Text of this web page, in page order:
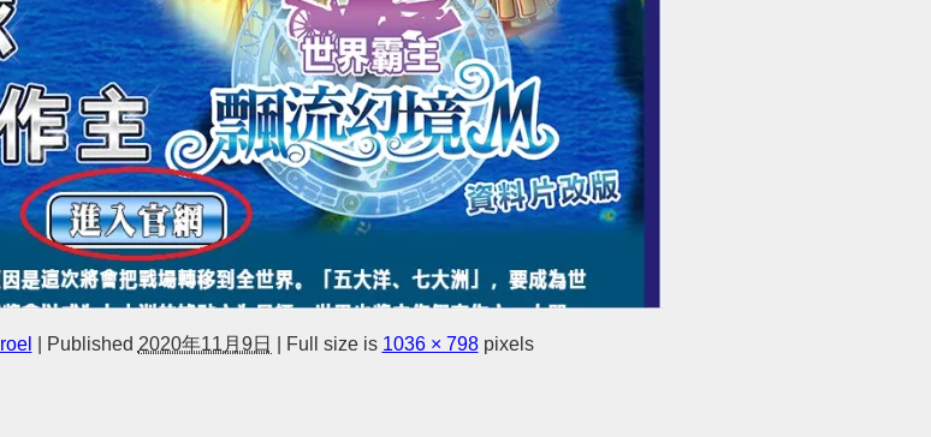
roel Published 2020年11月9日 Full size is 1036 × 798pixels